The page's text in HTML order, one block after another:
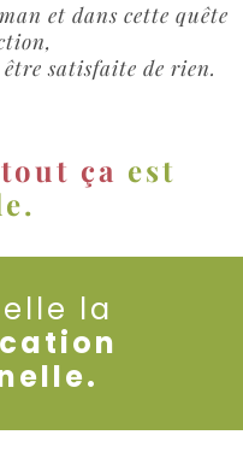
et dans cette quête
satisfaite de rien.
ça est
la